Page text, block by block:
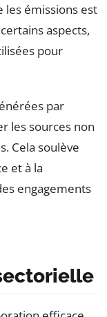
les émissions est
aspects,
pour
par
les sources non
Cela soulève
et à la
engagements